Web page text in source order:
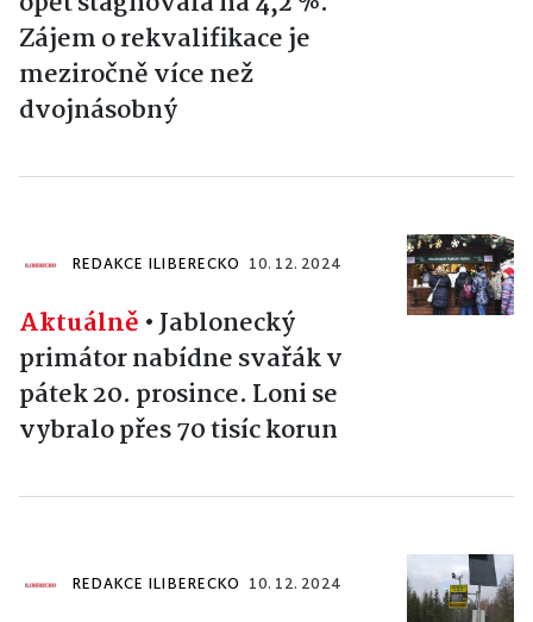
Zájem o rekvalifikace je
meziročně více než
dvojnásobný
REDAKCE ILIBERECKO 10. 12. 2024
Aktuálně •Jablonecký
primátor nabídne svařák v
pátek 20. prosince. Loni se
vybralo přes 70 tisíc korun
REDAKCE ILIBERECKO 10. 12. 2024